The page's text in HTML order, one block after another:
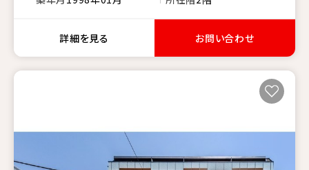
詳細を見る お問い合わせ